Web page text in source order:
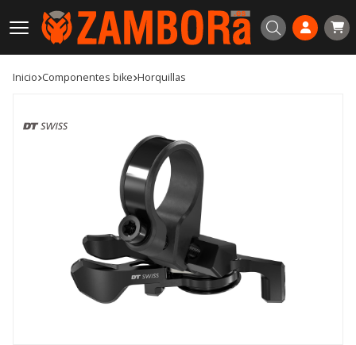
Buscar
Inicio componentes bike horquillas